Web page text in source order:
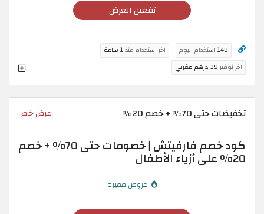
تفعيل العرض
140 استخدام اليوم اخر استخدام منذ1 ساعة
اخر توفير 39 درهم مغربي
تخفيضات حتى 70% + خصم 20% عرض خاص
كود خصم فارفيتش | خصومات حتى 70% + خصم
20% على أزياء الأطفال
عروض مميزة